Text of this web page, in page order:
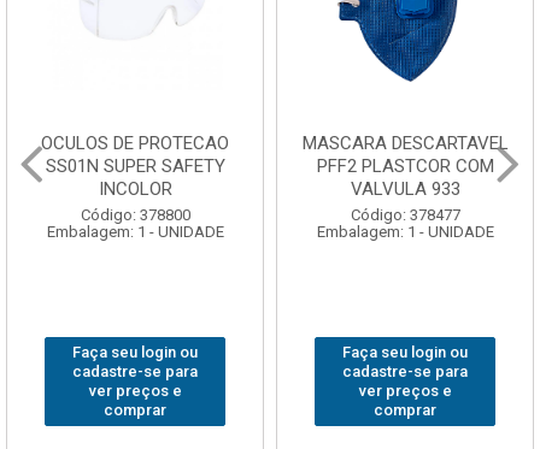
OCULOS DE PROTECAO
SS01N SUPER SAFETY
INCOLOR
Código: 378800
Embalagem: 1 - UNIDADE
Faça seu login ou
cadastre-se para
ver preços e
comprar
MASCARA DESCARTAVEL
PFF2 PLASTCOR COM
VALVULA 933
Código: 378477
Embalagem: 1 - UNIDADE
Faça seu login ou
cadastre-se para
ver preços e
comprar